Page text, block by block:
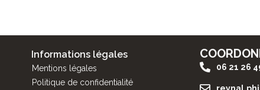
Informations légales
Mentions légales
Politique de confidentialité
06 21 26